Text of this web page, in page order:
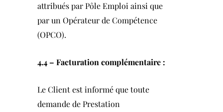
attribués par Pôle Emploi ainsi que
par un Opérateur de Compétence
(OPCO).
4.4 – Facturation complémentaire :
Le Client est informé que toute
demande de Prestation